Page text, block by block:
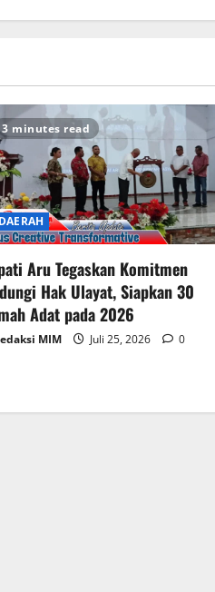
3 minutes read
DAERAH
Aru Tegaskan Komitmen
Hak Ulayat, Siapkan 30
Adat pada 2026
MIM Juli 25, 2026 0